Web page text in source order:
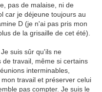
pas de malaise, ni de
car je déjeune toujours au
D (je n'ai pas pris mon
de la grisaille de cet été).
suis sûr qu'ils ne
travail, même si certains
interminables,
travail et préserver celui
pas compter. Je suis le